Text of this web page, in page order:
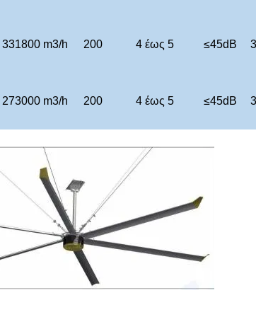
331800 m3/h 200 4 έως 5 ≤45dB
273000 m3/h 200 4 έως 5 ≤45dB